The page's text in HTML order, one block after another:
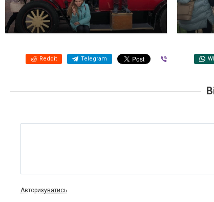
Reddit Telegram
Авторизуватись